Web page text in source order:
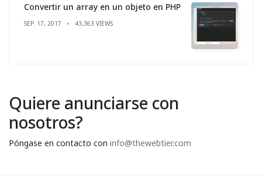
Convertir un array en un objeto en PHP
SEP. 17, 2017 43,363 VIEWS
Quiere anunciarse con
nosotros?
Póngase en contacto con info@thewebtier.com